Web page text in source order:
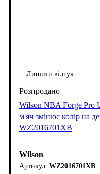
Лишити відгук
Wilson NBA Forge Pro
м'яч змінює колір на
WZ2016701XB
Wilson
WZ2016701XB